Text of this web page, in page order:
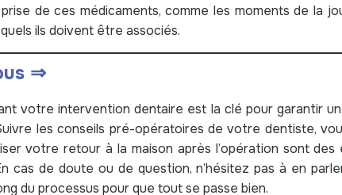
de ces médicaments, comme les moments de la
ils doivent être associés.
⇒
votre intervention dentaire est la clé pour garantir
les conseils pré-opératoires de votre dentiste,
votre retour à la maison après l’opération sont
cas de doute ou de question, n’hésitez pas à en
du processus pour que tout se passe bien.